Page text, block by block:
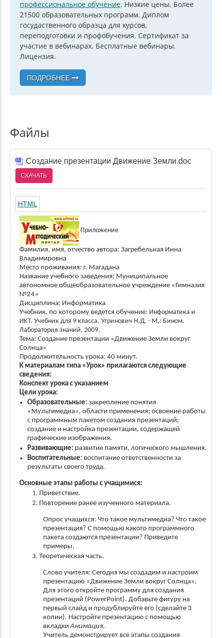
профессиональное обучение. Низкие цены. Более
21500 образовательных программ. Диплом
госудаственного образца для курсов,
переподготовки и профобучения. Сертификат за
участие в вебинарах. Бесплатные вебинары.
Лицензия.
ПОДРОБНЕЕ
Файлы
Создание презентации Движение Земли.doc
СКАЧАТЬ
HTML
Приложение
Фамилия, имя, отчество автора: Загребельная Инна
Владимировна
Место проживания: г. Магадана
Название учебного заведения: Муниципальное
автономное общеобразовательное учреждение «Гимназия
№24»
Дисциплина: Информатика
Учебник, по которому ведется обучение: Информатика и
ИКТ. Учебник для 9 класса. Угринович Н.Д. - М.: Бином.
Лаборатория знаний, 2009.
Тема: Создание презентации «Движение Земли вокруг
Солнца»
Продолжительность урока: 40 минут.
К материалам типа «Урок» прилагаются следующие
сведения:
Конспект урока с указанием
Цели урока:
Образовательные: закрепление понятия
«Мультимедиа», области применения; освоение работы
с программным пакетом создания презентаций;
создание и настройка презентации, содержащей
графические изображения.
Развивающие: развитие памяти, логического мышления.
Воспитательные: воспитание ответственности за
результаты своего труда.
Основные этапы работы с учащимися:
Приветствие.
Повторение ранее изученного материала.
Опрос учащихся: Что такое мультимедиа? Что такое
презентация? С помощью какого программного
пакета создаются презентации? Приведите
примеры.
Теоретическая часть.
Слово учителя: Сегодня мы создадим и настроим
презентацию «Движение Земли вокруг Солнца».
Для этого откройте программу для создания
презентаций (PowerPoint). Добавьте фигуру на
первый слайд и продублируйте его (сделайте 3
копии). Настройте презентацию с помощью
вкладкиАнимация.
Учитель демонстрирует все этапы создания